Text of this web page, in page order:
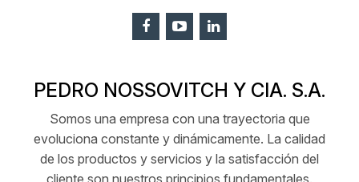
PEDRO NOSSOVITCH Y CIA. S.A.
Somos una empresa con una trayectoria que
evoluciona constante y dinámicamente. La calidad
de los productos y servicios y la satisfacción del
cliente son nuestros principios fundamentales.